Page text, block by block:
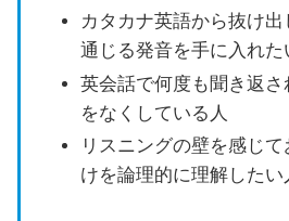
カタカナ英語から抜け
通じる発音を手に入れた
英会話で何度も聞き返
をなくしている人
リスニングの壁を感じ
けを論理的に理解したい